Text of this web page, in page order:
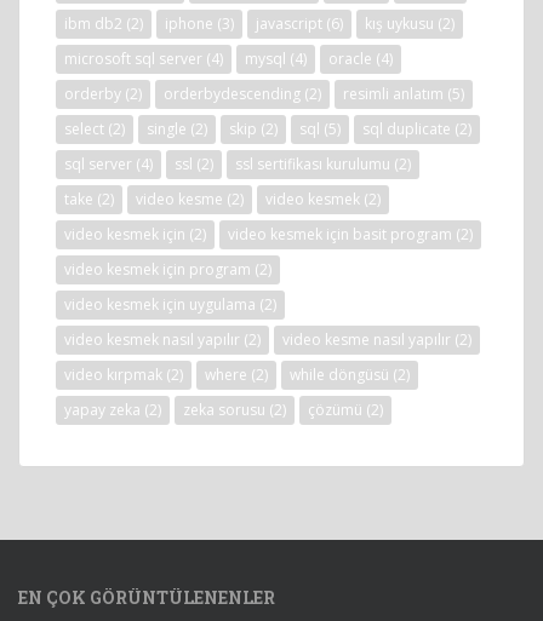
ibm db2 (2) iphone (3) javascript (6) kış uykusu (2)
microsoft sql server (4) mysql (4) oracle (4)
orderby (2) orderbydescending (2) resimli anlatım (5)
select (2) single (2) skip (2) sql (5) sql duplicate (2)
sql server (4) ssl (2) ssl sertifikası kurulumu (2)
take (2) video kesme (2) video kesmek (2)
video kesmek için (2) video kesmek için basit program (2)
video kesmek için program (2)
video kesmek için uygulama (2)
video kesmek nasıl yapılır (2) video kesme nasıl yapılır (2)
video kırpmak (2) where (2) while döngüsü (2)
yapay zeka (2) zeka sorusu (2) çözümü (2)
EN ÇOK GÖRÜNTÜLENENLER